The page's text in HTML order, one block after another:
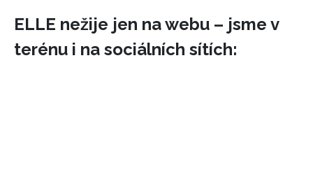
ELLE nežije jen na webu – jsme v
terénu i na sociálních sítích: